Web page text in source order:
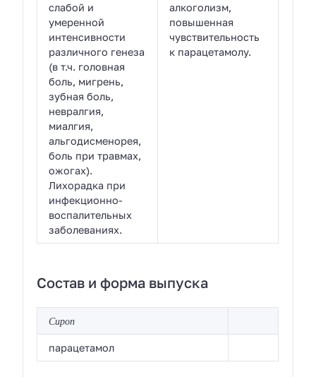
слабой и
умеренной
интенсивности
различного генеза
(в т.ч. головная
боль, мигрень,
зубная боль,
невралгия,
миалгия,
альгодисменорея,
боль при травмах,
ожогах).
Лихорадка при
инфекционно-
воспалительных
заболеваниях.
алкоголизм,
повышенная
чувствительность
к парацетамолу.
Состав и форма выпуска
Сироп
парацетамол